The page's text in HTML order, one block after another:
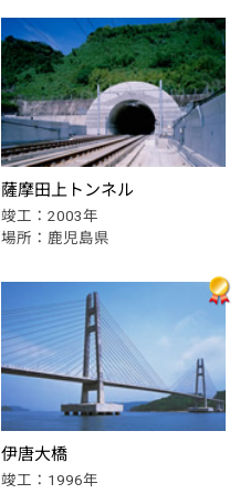
薩摩田上トンネル
竣工：2003年
場所：鹿児島県
伊唐大橋
竣工：1996年